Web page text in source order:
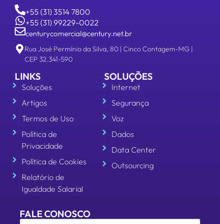
+55 (31) 3514 7800
+55 (31) 99229-0022
centurycomercial@century.net.br
Rua José Permínio da Silva, 80 | Cinco Contagem-MG |
CEP 32.341-590
LINKS
Soluções
Artigos
Termos de Uso
Política de
Privacidade
Política de Cookies
Relatório de
Igualdade Salarial
SOLUÇÕES
Internet
Segurança
Voz
Dados
Data Center
Outsourcing
FALE CONOSCO